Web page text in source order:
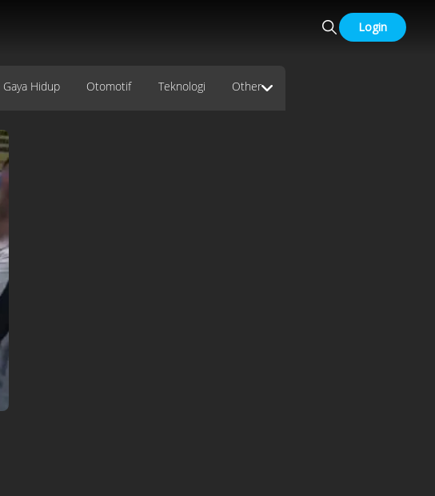
Login
Gaya Hidup Otomotif Teknologi Other